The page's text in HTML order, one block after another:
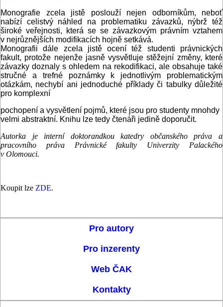
Monografie zcela jistě poslouží nejen odborníkům, neboť
nabízí celistvý náhled na problematiku závazků, nýbrž též
široké veřejnosti, která se se závazkovým právním vztahem
v nejrůznějších modifikacích hojně setkává.
Monografii dále zcela jistě ocení též studenti právnických
fakult, protože nejenže jasně vysvětluje stěžejní změny, které
závazky doznaly s ohledem na rekodifikaci, ale obsahuje také
stručné a trefné poznámky k jednotlivým problematickým
otázkám, nechybí ani jednoduché příklady či tabulky důležité
pro komplexní
pochopení a vysvětlení pojmů, které jsou pro studenty mnohdy
velmi abstraktní. Knihu lze tedy čtenáři jedině doporučit.
Autorka je interní doktorandkou katedry občanského práva a
pracovního práva Právnické fakulty Univerzity Palackého
v Olomouci.
Koupit lze ZDE.
Pro autory
Pro inzerenty
Web ČAK
Kontakty